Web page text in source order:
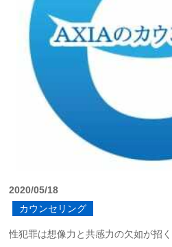
2020/05/18
カウンセリング
性犯罪は想像力と共感力の欠如が招